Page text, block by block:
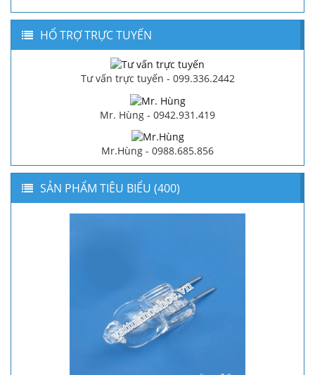
HỔ TRỢ TRỰC TUYẾN
Tư vấn trực tuyến - 099.336.2442
Mr. Hùng - 0942.931.419
Mr.Hùng - 0988.685.856
SẢN PHẨM TIÊU BIỂU (400)